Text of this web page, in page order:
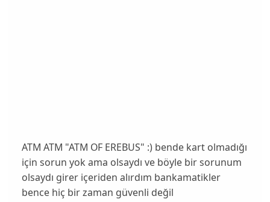
ATM ATM "ATM OF EREBUS" :) bende kart olmadığı
için sorun yok ama olsaydı ve böyle bir sorunum
olsaydı girer içeriden alırdım bankamatikler
bence hiç bir zaman güvenli değil